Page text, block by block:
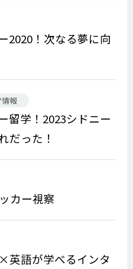
2020！次なる夢に向
情報
留学！2023シドニー
だった！
カー視察
英語が学べるインタ